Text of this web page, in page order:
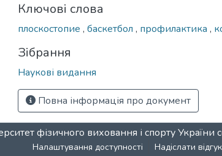
Ключові слова
плоскостопие , баскетбол , профилактика ,
Зібрання
Наукові видання
Повна інформація про документ
фізичного виховання і спорту України
Налаштування доступності Надіслати відгук